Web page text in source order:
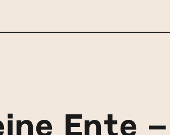
Ente